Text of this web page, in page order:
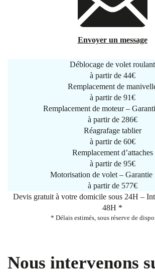
Envoyer un message
Déblocage de volet roulant
à partir de 44€
Remplacement de
à partir de 91€
Remplacement de moteur –
à partir de 286€
Réagrafage tablier
à partir de 60€
Remplacement d’attaches
à partir de 95€
Motorisation de volet – Garantie
à partir de 577€
Devis gratuit à votre domicile sous 24H –
48H *
* Délais estimés, sous réserve de
Nous intervenons